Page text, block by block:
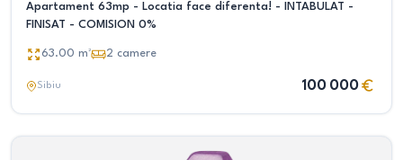
Apartament 63mp - Locatia face diferenta! - INTABULAT -
FINISAT - COMISION 0%
63.00 m² 2 camere
Sibiu 100 000